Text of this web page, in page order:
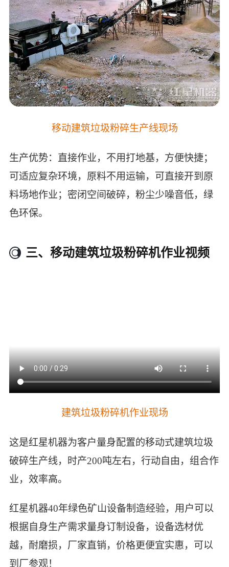
移动建筑垃圾粉碎生产线现场
生产优势：直接作业，不用打地基，方便快捷；
可适应复杂环境，原料不用运输，可直接开到原
料场地作业；密闭空间破碎，粉尘少噪音低，绿
色环保。
三、移动建筑垃圾粉碎机作业视频
建筑垃圾粉碎机作业现场
这是红星机器为客户量身配置的移动式建筑垃圾
破碎生产线，时产200吨左右，行动自由，组合作
业，效率高。
红星机器40年绿色矿山设备制造经验，用户可以
根据自身生产需求量身订制设备，设备选材优
越，耐磨损，厂家直销，价格更便宜实惠，可以
到厂参观！